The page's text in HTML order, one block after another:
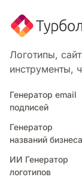
Оливковый
Маргаритка
Бутон
Пламя
Веточка
Лес
Озеро
Логотипы,
инструменты,
Генератор email
подписей
Генератор
названий бизнеса
ИИ Генератор
логотипов